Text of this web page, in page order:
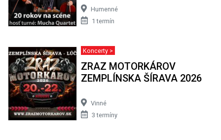
Humenné
1 termín
Koncerty >
ZRAZ MOTORKÁROV
ZEMPLÍNSKA ŠÍRAVA 2026
Vinné
3 termíny